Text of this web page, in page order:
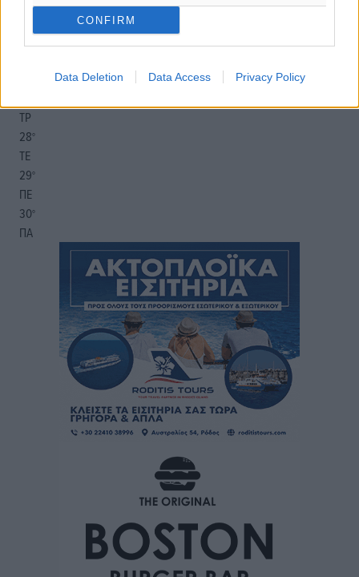
CONFIRM
Data Deletion Data Access Privacy Policy
06:20
πρόγνωση:
ΤΡ
28°
ΤΕ
29°
ΠΕ
30°
ΠΑ